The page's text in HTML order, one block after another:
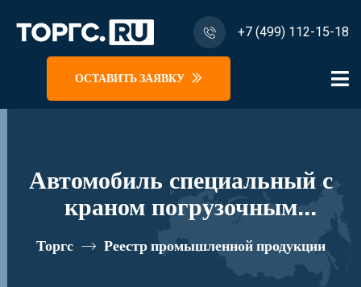
+7 (499) 112-15-18
ОСТАВИТЬ ЗАЯВКУ
Автомобиль специальный с
краном погрузочным
гидравлическим типа КМА на
базе УРАЛ 4320 и его
Торгс Реестр промышленной продукции